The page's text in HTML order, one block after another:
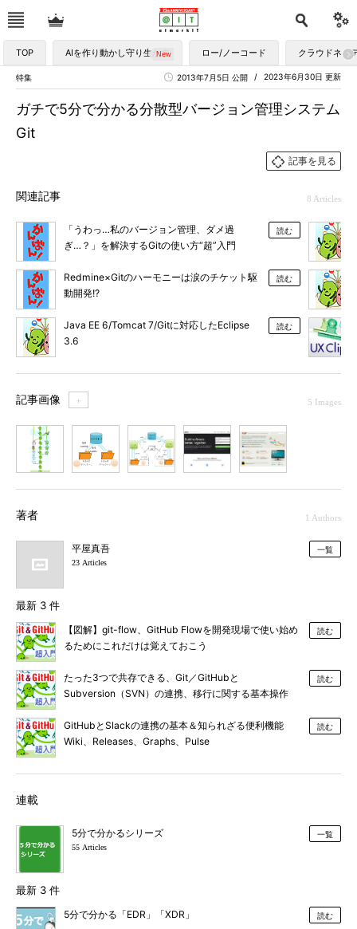
TOP AIを作り動かし守り生かす ロー/ノーコード クラウドネイ
特集 2023年6月30日 更新
2013年7月5日 公開
ガチで5分で分かる分散型バージョン管理システム
Git
記事を見る
関連記事 8 Articles
「うわっ…私のバージョン管理、ダメ過
ぎ…？」を解決するGitの使い方“超”入門
読む
Redmine×Gitのハーモニーは涙のチケット駆
動開発!?
読む
Java EE 6/Tomcat 7/Gitに対応したEclipse
3.6
読む
記事画像 ＋ 5 Images
著者 1 Authors
平屋真吾
23 Articles
一覧
最新 3 件
【図解】git-flow、GitHub Flowを開発現場で使い始め
るためにこれだけは覚えておこう
読む
たった3つで共存できる、Git／GitHubと
Subversion（SVN）の連携、移行に関する基本操作
読む
GitHubとSlackの連携の基本＆知られざる便利機能
Wiki、Releases、Graphs、Pulse
読む
連載
5分で分かるシリーズ
55 Articles
一覧
最新 3 件
5分で分かる「EDR」「XDR」 読む